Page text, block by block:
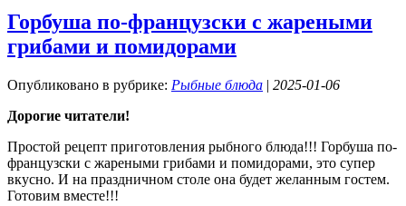
Горбуша по-французски с жареными
грибами и помидорами
Опубликовано в рубрике: Рыбные блюда | 2025-01-06
Дорогие читатели!
Простой рецепт приготовления рыбного блюда!!! Горбуша по-
французски с жареными грибами и помидорами, это супер
вкусно. И на праздничном столе она будет желанным гостем.
Готовим вместе!!!